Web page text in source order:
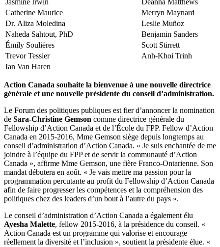
Jasmine Irwin Deanna Matthews
Catherine Maurice
Merryn Maynard
Dr. Aliza Moledina Leslie Muñoz
Naheda Sahtout, PhD
Benjamin Sanders
Émily Soulières Scott Stirrett
Trevor Tessier
Anh-Khoi Trinh
Ian Van Haren
Action Canada souhaite la bienvenue à une nouvelle directrice
générale et une nouvelle présidente du conseil d’administration.
Le Forum des politiques publiques est fier d’annoncer la nomination
de Sara-Christine Gemson comme directrice générale du
Fellowship d’Action Canada et de l’École du FPP. Fellow d’Action
Canada en 2015-2016, Mme Gemson siège depuis longtemps au
conseil d’administration d’Action Canada. « Je suis enchantée de me
joindre à l’équipe du FPP et de servir la communauté d’Action
Canada », affirme Mme Gemson, une fière Franco-Ontarienne. Son
mandat débutera en août. « Je vais mettre ma passion pour la
programmation percutante au profit du Fellowship d’Action Canada
afin de faire progresser les compétences et la compréhension des
politiques chez des leaders d’un bout à l’autre du pays ».
Le conseil d’administration d’Action Canada a également élu
Ayesha Malette, fellow 2015-2016, à la présidence du conseil. «
Action Canada est un programme qui valorise et encourage
réellement la diversité et l’inclusion », soutient la présidente élue. «